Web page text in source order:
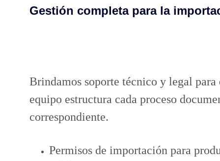
Gestión completa para la
Brindamos soporte técnico y legal
equipo estructura cada proceso
correspondiente.
Permisos de importación para